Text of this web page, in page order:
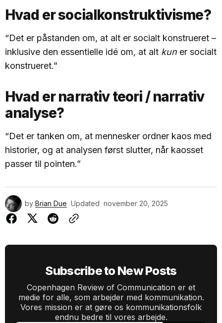
Hvad er socialkonstruktivisme?
“Det er påstanden om, at alt er socialt konstrueret –
inklusive den essentielle idé om, at alt kun er socialt
konstrueret.”
Hvad er narrativ teori / narrativ
analyse?
“Det er tanken om, at mennesker ordner kaos med
historier, og at analysen først slutter, når kaosset
passer til pointen.”
by Brian Due Updated november 20, 2025
Subscribe to New Posts
Copenhagen Review of Communication er et
medie for alle, som arbejder med kommunikation.
Vores mission er at gøre os kommunikationsfolk
endnu bedre til vores arbejde.